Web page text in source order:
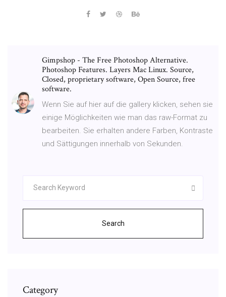
Gimpshop - The Free Photoshop Alternative.
Photoshop Features. Layers Mac Linux. Source,
Closed, proprietary software, Open Source, free
software.
Wenn Sie auf hier auf die gallery klicken, sehen sie
einige Möglichkeiten wie man das raw-Format zu
bearbeiten. Sie erhalten andere Farben, Kontraste
und Sättigungen innerhalb von Sekunden.
Search
Category